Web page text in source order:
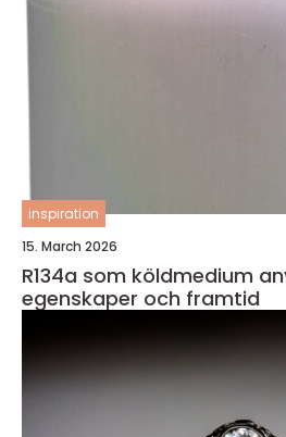
inspiration
15. March 2026
R134a som köldmedium användning,
egenskaper och framtid